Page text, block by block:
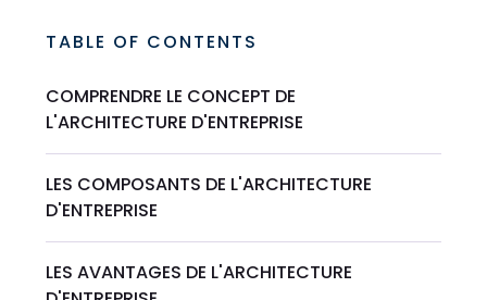
TABLE OF CONTENTS
COMPRENDRE LE CONCEPT DE
L'ARCHITECTURE D'ENTREPRISE
LES COMPOSANTS DE L'ARCHITECTURE
D'ENTREPRISE
LES AVANTAGES DE L'ARCHITECTURE